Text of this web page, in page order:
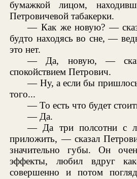
бумажкой лицом,
Петровичевой табакерки.
— Как же новую? —
будто находясь во сне, —
это нет.
— Да, новую, —
спокойствием Петрович.
— Ну, а если бы
того...
— То есть что будет
— Да.
— Да три полсотни с
приложить, — сказал
значительно губы. Он
эффекты, любил вдруг как-
совершенно и потом